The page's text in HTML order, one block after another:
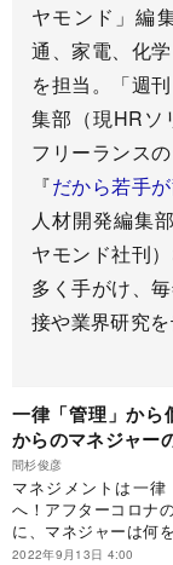
ヤモンド」編
通、家電、化
を担当。「週
集部（現HRソ
フリーランス
『だから若手
人材開発編集
ヤモンド社刊
多く手がけ、
接や業界研究を
一律「管理」か
からのマネジャー
間杉俊彦
マネジメントは一律
へ！アフターコロナ
に、マネジャーは何
ションを図っていけ
2022年9月13日 4:00